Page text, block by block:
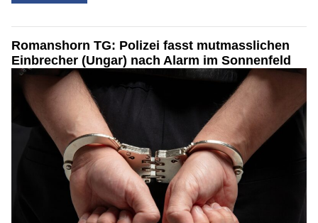
Romanshorn TG: Polizei fasst mutmasslichen
Einbrecher (Ungar) nach Alarm im Sonnenfeld